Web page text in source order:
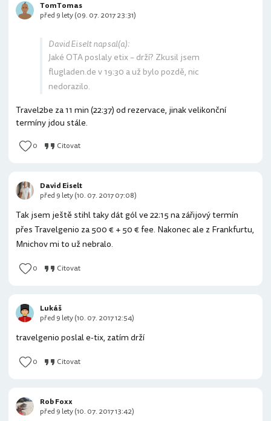
David Eiselt napsal(a):
Jaké OTA poslaly etix – drží? Zkusil jsem
flugladen.de v 19:30 a už bylo pozdě, nic
nedorazilo.
Travel2be za 11 min (22:37) od rezervace, jinak velikonční
termíny jdou stále.
0 Citovat
TomTomas
před 9 lety (09. 07. 2017 23:31)
Tak jsem ještě stihl taky dát gól ve 22:15 na zářijový termín
přes Travelgenio za 500 € + 50 € fee. Nakonec ale z Frankfurtu,
Mnichov mi to už nebralo.
0 Citovat
David Eiselt
před 9 lety (10. 07. 2017 07:08)
travelgenio poslal e-tix, zatím drží
0 Citovat
Lukáš
před 9 lety (10. 07. 2017 12:54)
Rob Foxx
před 9 lety (10. 07. 2017 13:42)